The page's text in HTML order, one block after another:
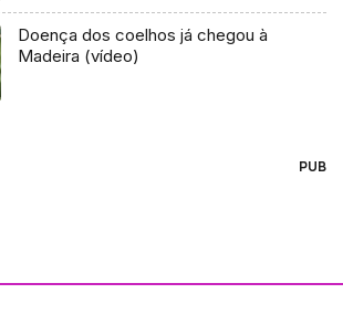
Doença dos coelhos já chegou à
Madeira (vídeo)
PUB